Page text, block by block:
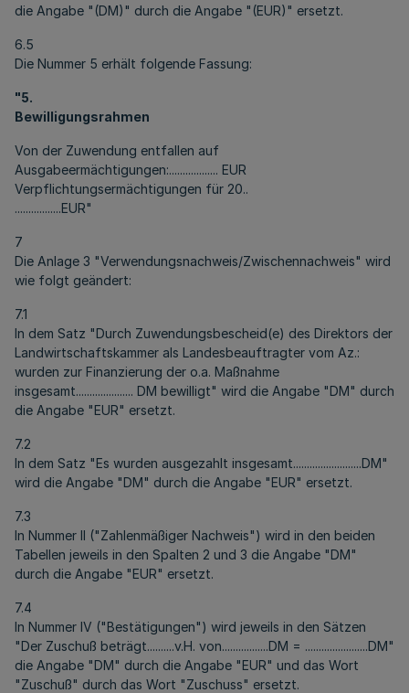
die Angabe "(DM)" durch die Angabe "(EUR)" ersetzt.
6.5
Die Nummer 5 erhält folgende Fassung:
"5.
Bewilligungsrahmen
Von der Zuwendung entfallen auf
Ausgabeermächtigungen:.................. EUR
Verpflichtungsermächtigungen für 20..
.................EUR"
7
Die Anlage 3 "Verwendungsnachweis/Zwischennachweis" wird
wie folgt geändert:
7.1
In dem Satz "Durch Zuwendungsbescheid(e) des Direktors der
Landwirtschaftskammer als Landesbeauftragter vom Az.:
wurden zur Finanzierung der o.a. Maßnahme
insgesamt..................... DM bewilligt" wird die Angabe "DM" durch
die Angabe "EUR" ersetzt.
7.2
In dem Satz "Es wurden ausgezahlt insgesamt.........................DM"
wird die Angabe "DM" durch die Angabe "EUR" ersetzt.
7.3
In Nummer II ("Zahlenmäßiger Nachweis") wird in den beiden
Tabellen jeweils in den Spalten 2 und 3 die Angabe "DM"
durch die Angabe "EUR" ersetzt.
7.4
In Nummer IV ("Bestätigungen") wird jeweils in den Sätzen
"Der Zuschuß beträgt..........v.H. von.................DM = .......................DM"
die Angabe "DM" durch die Angabe "EUR" und das Wort
"Zuschuß" durch das Wort "Zuschuss" ersetzt.